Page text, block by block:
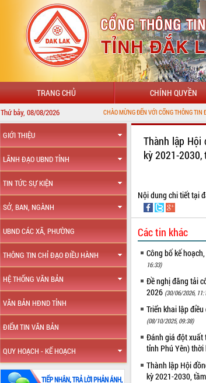
TRANG CHỦ CHÍNH QUYỀN
Thứ bảy, 08/08/2026 CHÀO MỪNG ĐẾN VỚI CỔNG THÔNG TIN ĐIỆN TỬ
GIỚI THIỆU
LÃNH ĐẠO UBND TỈNH
TIN TỨC SỰ KIỆN
SỞ, BAN, NGÀNH
UBND CÁC XÃ, PHƯỜNG
THÔNG TIN CHỈ ĐẠO ĐIỀU HÀNH
HỆ THỐNG VĂN BẢN
VĂN BẢN HĐND TỈNH
ĐIỂM TIN VĂN BẢN
QUY HOẠCH - KẾ HOẠCH
Thành lập
kỳ 2021-2030,
Nội dung chi tiếttại
Các tin khác
Công bố kế
16:33)
Đề nghị đăng tải
2026 (30/06/2026,
Triển khai lập
(08/10/2025, 09:38)
Đánh giá đột xuất
tỉnh Phú Yên)
Thành lập Hội
kỳ 2021-2030,